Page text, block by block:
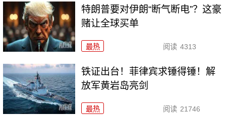
特朗普要对伊朗“断气断电”？这豪
赌让全球买单
最热 阅读 4313
铁证出台！菲律宾求锤得锤！解
放军黄岩岛亮剑
最热 阅读 21746